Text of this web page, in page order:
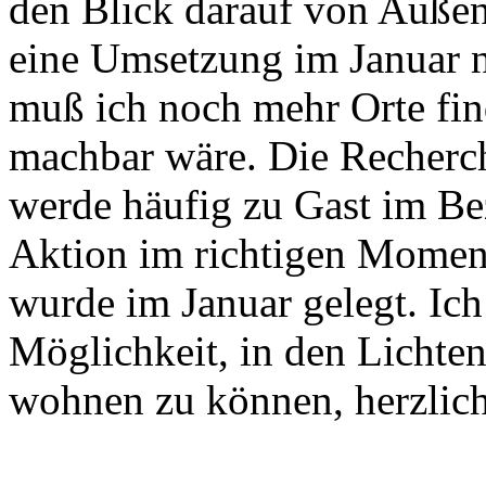
eine Umsetzung im
muß ich noch mehr Orte
machbar wäre. Die
werde häufig zu Gast im
Aktion im richtigen
wurde im Januar gelegt.
Möglichkeit, in den
wohnen zu können,